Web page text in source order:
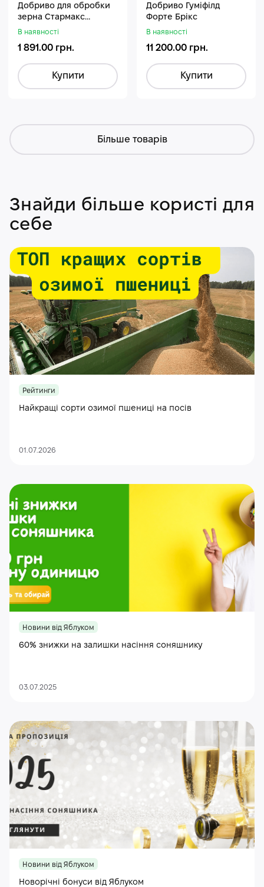
Добриво для обробки
зерна Стармакс
Гуміфос
В наявності
1 891.00 грн.
Купити
Добриво Гуміфілд
Форте Брікс
В наявності
11 200.00 грн.
Купити
Більше товарів
Знайди більше користі для
себе
Рейтинги
Найкращі сорти озимої пшениці на посів
01.07.2026
Новини від Яблуком
60% знижки на залишки насіння соняшнику
03.07.2025
Новини від Яблуком
Новорічні бонуси від Яблуком